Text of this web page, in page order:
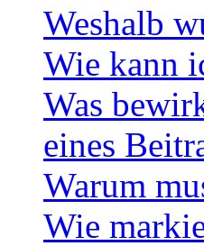
Weshalb
Wie kann
Was
eines
Warum
Wie